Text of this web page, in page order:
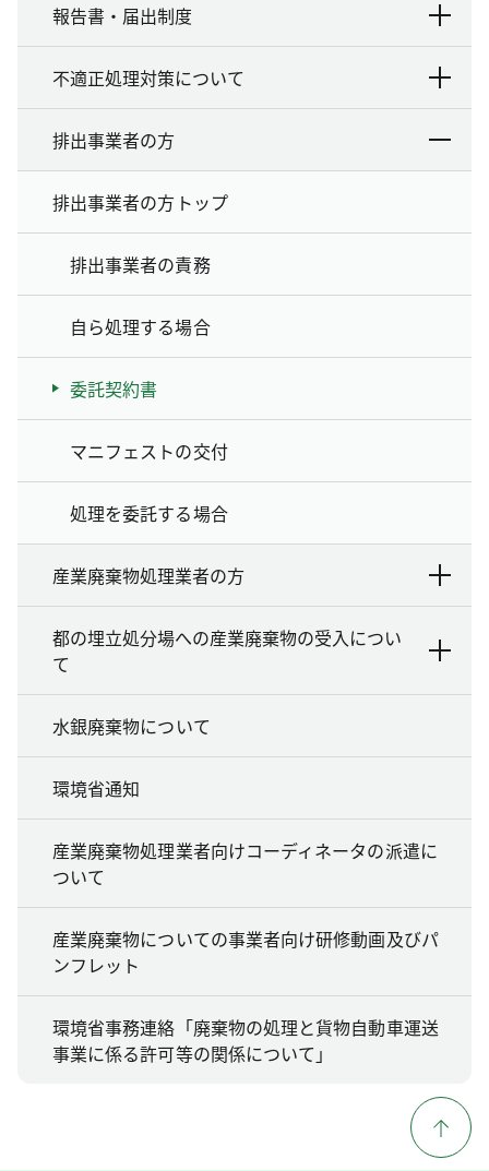
報告書・届出制度
不適正処理対策について
排出事業者の方
排出事業者の方トップ
排出事業者の責務
自ら処理する場合
委託契約書
マニフェストの交付
処理を委託する場合
産業廃棄物処理業者の方
都の埋立処分場への産業廃棄物の受入につい
て
水銀廃棄物について
環境省通知
産業廃棄物処理業者向けコーディネータの派遣に
ついて
産業廃棄物についての事業者向け研修動画及びパ
ンフレット
環境省事務連絡「廃棄物の処理と貨物自動車運送
事業に係る許可等の関係について」